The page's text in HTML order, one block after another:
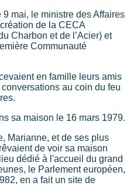
9 mai, le ministre des Affaires
de la CECA
Charbon et de l’Acier) et
Communauté
en famille leurs amis
au coin du feu
sa maison le 16 mars 1979.
Marianne, et de ses plus
de voir sa maison
dédié à l'accueil du grand
le Parlement européen,
en a fait un site de